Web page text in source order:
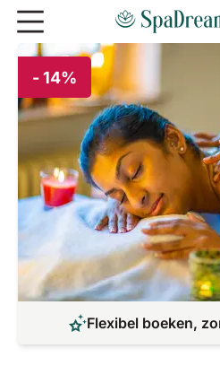
Naar hoofdinhoud gaan
- 14%
Flexibel boeken,